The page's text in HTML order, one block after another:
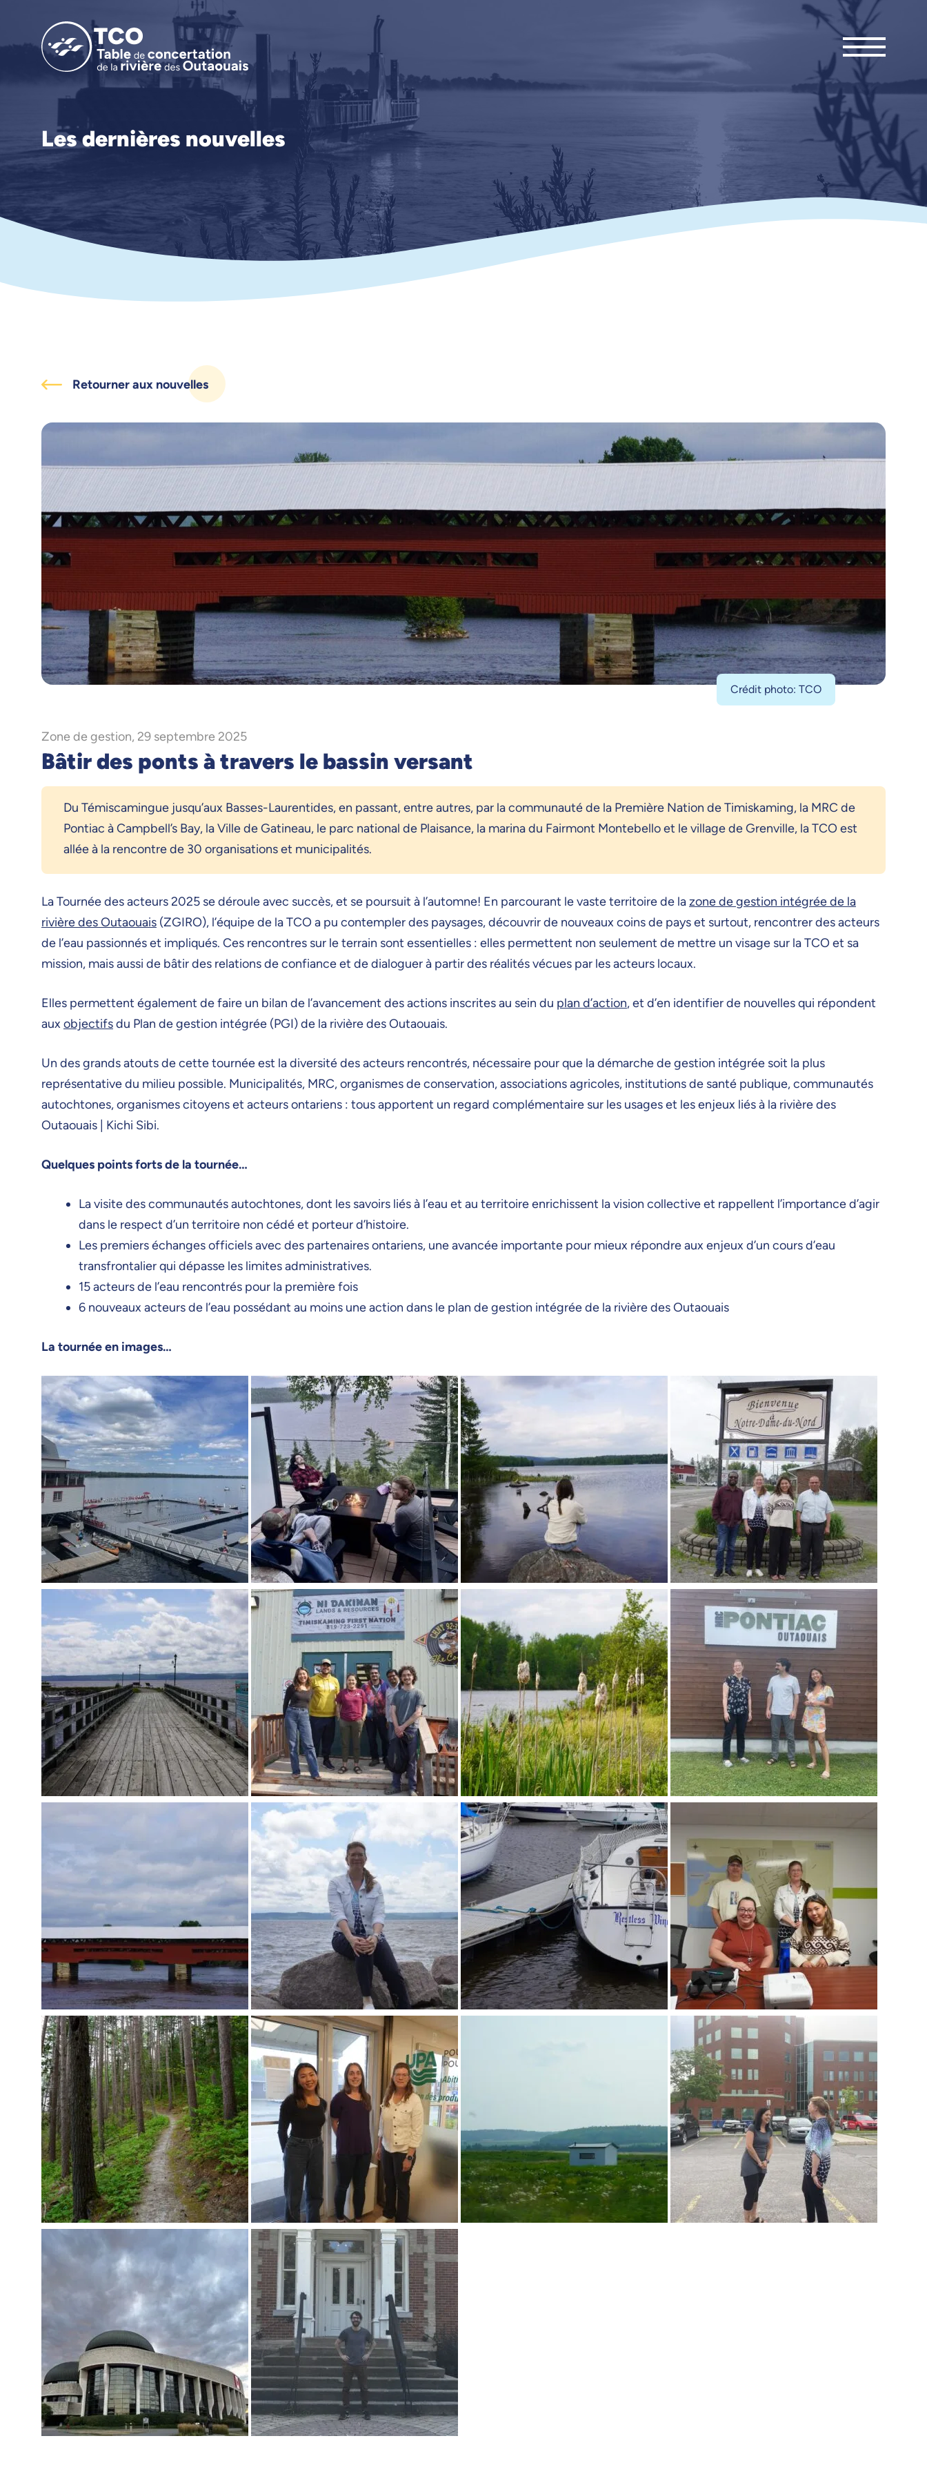
Les dernières nouvelles
Retourner aux nouvelles
Crédit photo: TCO
Zone de gestion, 29 septembre 2025
Bâtir des ponts à travers le bassin versant
Du Témiscamingue jusqu’aux Basses-Laurentides, en passant, entre autres, par la communauté de la Première Nation de Timiskaming, la MRC de
Pontiac à Campbell’s Bay, la Ville de Gatineau, le parc national de Plaisance, la marina du Fairmont Montebello et le village de Grenville, la TCO est
allée à la rencontre de 30 organisations et municipalités.
La Tournée des acteurs 2025 se déroule avec succès, et se poursuit à l’automne! En parcourant le vaste territoire de lazone de gestion intégrée de la
rivière des Outaouais (ZGIRO), l’équipe de la TCO a pu contempler des paysages, découvrir de nouveaux coins de pays et surtout, rencontrer des acteurs
de l’eau passionnés et impliqués. Ces rencontres sur le terrain sont essentielles : elles permettent non seulement de mettre un visage sur la TCO et sa
mission, mais aussi de bâtir des relations de confiance et de dialoguer à partir des réalités vécues par les acteurs locaux.
Elles permettent également de faire un bilan de l’avancement des actions inscrites au sein du plan d’action, et d’en identifier de nouvelles qui répondent
aux objectifsdu Plan de gestion intégrée (PGI) de la rivière des Outaouais.
Un des grands atouts de cette tournée est la diversité des acteurs rencontrés, nécessaire pour que la démarche de gestion intégrée soit la plus
représentative du milieu possible. Municipalités, MRC, organismes de conservation, associations agricoles, institutions de santé publique, communautés
autochtones, organismes citoyens et acteurs ontariens : tous apportent un regard complémentaire sur les usages et les enjeux liés à la rivière des
Outaouais | Kichi Sibi.
Quelques points forts de la tournée…
La visite des communautés autochtones, dont les savoirs liés à l’eau et au territoire enrichissent la vision collective et rappellent l’importance d’agir
dans le respect d’un territoire non cédé et porteur d’histoire.
Les premiers échanges officiels avec des partenaires ontariens, une avancée importante pour mieux répondre aux enjeux d’un cours d’eau
transfrontalier qui dépasse les limites administratives.
15 acteurs de l’eau rencontrés pour la première fois
6 nouveaux acteurs de l’eau possédant au moins une action dans le plan de gestion intégrée de la rivière des Outaouais
La tournée en images…